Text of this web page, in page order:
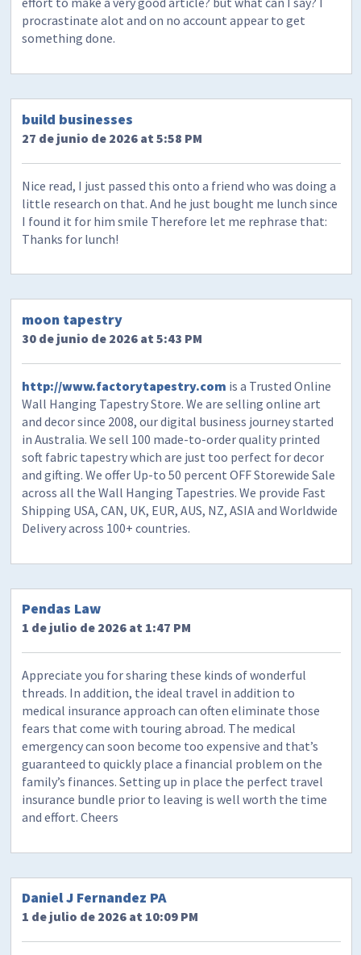
procrastinate alot and on no account appear to get
something done.
build businesses
27 de junio de 2026 at 5:58 PM
Nice read, I just passed this onto a friend who was doing a
little research on that. And he just bought me lunch since
I found it for him smile Therefore let me rephrase that:
Thanks for lunch!
moon tapestry
30 de junio de 2026 at 5:43 PM
http://www.factorytapestry.com is a Trusted Online
Wall Hanging Tapestry Store. We are selling online art
and decor since 2008, our digital business journey started
in Australia. We sell 100 made-to-order quality printed
soft fabric tapestry which are just too perfect for decor
and gifting. We offer Up-to 50 percent OFF Storewide Sale
across all the Wall Hanging Tapestries. We provide Fast
Shipping USA, CAN, UK, EUR, AUS, NZ, ASIA and Worldwide
Delivery across 100+ countries.
Pendas Law
1 de julio de 2026 at 1:47 PM
Appreciate you for sharing these kinds of wonderful
threads. In addition, the ideal travel in addition to
medical insurance approach can often eliminate those
fears that come with touring abroad. The medical
emergency can soon become too expensive and that’s
guaranteed to quickly place a financial problem on the
family’s finances. Setting up in place the perfect travel
insurance bundle prior to leaving is well worth the time
and effort. Cheers
Daniel J Fernandez PA
1 de julio de 2026 at 10:09 PM